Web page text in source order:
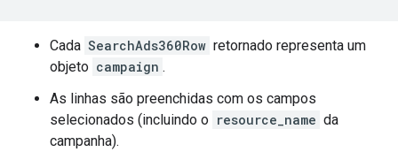
Cada SearchAds360Row retornado representa um
objeto campaign .
As linhas são preenchidas com os campos
selecionados (incluindo o resource_name da
campanha).